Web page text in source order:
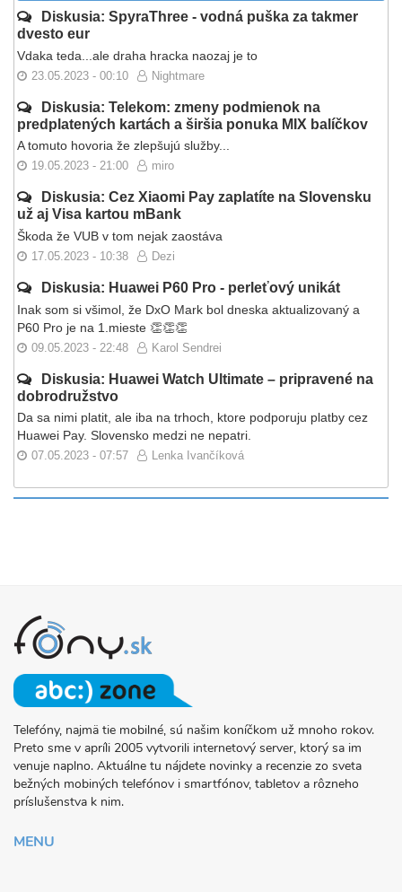
Diskusia: SpyraThree - vodná puška za takmer
dvesto eur
Vdaka teda...ale draha hracka naozaj je to
23.05.2023 - 00:10 Nightmare
Diskusia: Telekom: zmeny podmienok na
predplatených kartách a širšia ponuka MIX balíčkov
A tomuto hovoria že zlepšujú služby...
19.05.2023 - 21:00 miro
Diskusia: Cez Xiaomi Pay zaplatíte na Slovensku
už aj Visa kartou mBank
Škoda že VUB v tom nejak zaostáva
17.05.2023 - 10:38 Dezi
Diskusia: Huawei P60 Pro - perleťový unikát
Inak som si všimol, že DxO Mark bol dneska aktualizovaný a
P60 Pro je na 1.mieste 👏👏👏
09.05.2023 - 22:48 Karol Sendrei
Diskusia: Huawei Watch Ultimate – pripravené na
dobrodružstvo
Da sa nimi platit, ale iba na trhoch, ktore podporuju platby cez
Huawei Pay. Slovensko medzi ne nepatri.
07.05.2023 - 07:57 Lenka Ivančíková
O
PROJEKTE
FONY.SK
Telefóny, najmä tie mobilné, sú našim koníčkom už mnoho rokov.
Preto sme v apríli 2005 vytvorili internetový server, ktorý sa im
venuje naplno. Aktuálne tu nájdete novinky a recenzie zo sveta
bežných mobiných telefónov i smartfónov, tabletov a rôzneho
príslušenstva k nim.
MENU